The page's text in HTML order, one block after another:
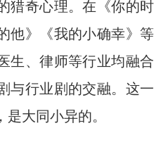
猎奇心理。在《你的时
他》《我的小确幸》等
生、律师等行业均融合
与行业剧的交融。这一
大同小异的。